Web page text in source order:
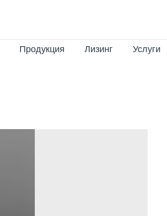
Продукция Лизинг Услуги